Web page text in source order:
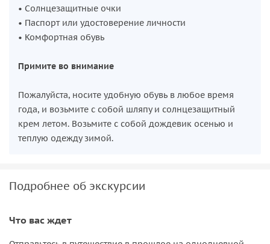
• Солнцезащитные очки
• Паспорт или удостоверение личности
• Комфортная обувь
Примите во внимание
Пожалуйста, носите удобную обувь в любое время
года, и возьмите с собой шляпу и солнцезащитный
крем летом. Возьмите с собой дождевик осенью и
теплую одежду зимой.
Подробнее об экскурсии
Что вас ждет